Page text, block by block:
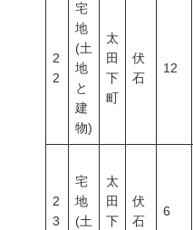
2
2
宅
地
(土
地
と
建
物)
太
田
下
町
伏
石
12
2
3
宅
地
(土
太
田
下
伏
石
6